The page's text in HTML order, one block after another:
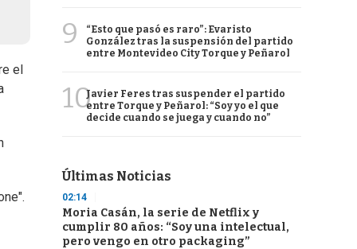
el
9
“Esto que pasó es raro”: Evaristo
González tras la suspensión del partido
entre Montevideo City Torque y Peñarol
10Javier Feres tras suspender el partido
entre Torque y Peñarol: “Soy yo el que
decide cuando se juega y cuando no”
Últimas Noticias
02:14
Moria Casán, la serie de Netflix y
cumplir 80 años: “Soy una intelectual,
pero vengo en otro packaging”